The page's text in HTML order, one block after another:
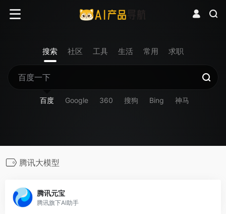
搜索 社区 工具 生活 常用 求职
百度 Google 360 搜狗 Bing 神马
腾讯大模型
腾讯元宝
腾讯旗下AI助手